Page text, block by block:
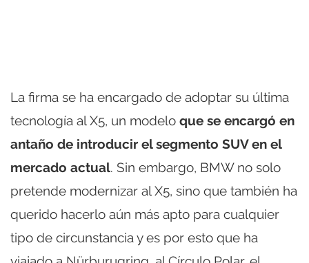
La firma se ha encargado de adoptar su última
tecnología al X5, un modelo que se encargó en
antaño de introducir el segmento SUV en el
mercado actual. Sin embargo, BMW no solo
pretende modernizar al X5, sino que también ha
querido hacerlo aún más apto para cualquier
tipo de circunstancia y es por esto que ha